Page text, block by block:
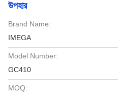
উপহার
Brand Name:
IMEGA
Model Number:
GC410
MOQ: